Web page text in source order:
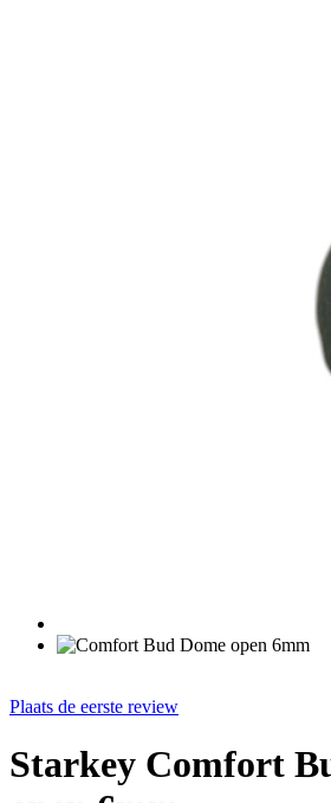
Plaats de eerste review
Starkey Comfort